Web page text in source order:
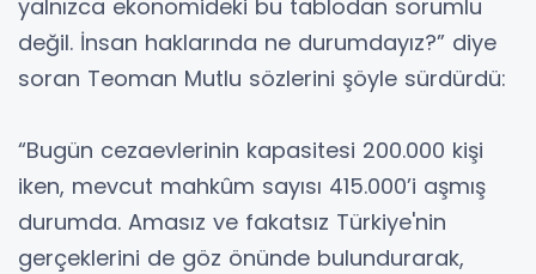
yalnızca ekonomideki bu tablodan sorumlu
değil. İnsan haklarında ne durumdayız?” diye
soran Teoman Mutlu sözlerini şöyle sürdürdü:
“Bugün cezaevlerinin kapasitesi 200.000 kişi
iken, mevcut mahkûm sayısı 415.000’i aşmış
durumda. Amasız ve fakatsız Türkiye'nin
gerçeklerini de göz önünde bulundurarak,